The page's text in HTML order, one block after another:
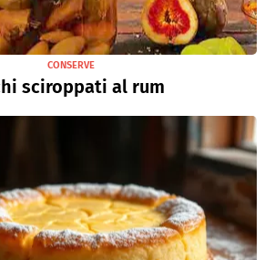
CONSERVE
sciroppati al rum